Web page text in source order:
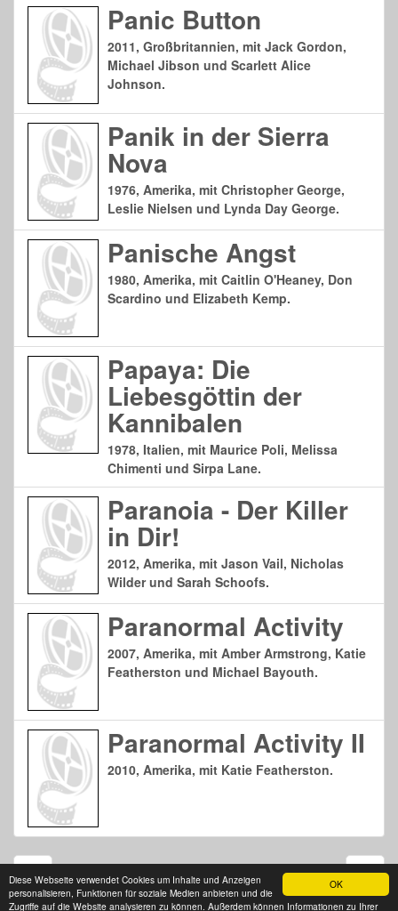
OK
Diese Webseite verwendet Cookies um Inhalte und Anzeigen
personalisieren, Funktionen für soziale Medien anbieten und die
Zugriffe auf die Website analysieren zu können. Außerdem können Informationen zu Ihrer
Panic Button
2011, Großbritannien, mit Jack Gordon,
Michael Jibson und Scarlett Alice
Johnson.
Panik in der Sierra
Nova
1976, Amerika, mit Christopher George,
Leslie Nielsen und Lynda Day George.
Panische Angst
1980, Amerika, mit Caitlin O'Heaney, Don
Scardino und Elizabeth Kemp.
Papaya: Die
Liebesgöttin der
Kannibalen
1978, Italien, mit Maurice Poli, Melissa
Chimenti und Sirpa Lane.
Paranoia - Der Killer
in Dir!
2012, Amerika, mit Jason Vail, Nicholas
Wilder und Sarah Schoofs.
Paranormal Activity
2007, Amerika, mit Amber Armstrong, Katie
Featherston und Michael Bayouth.
Paranormal Activity II
2010, Amerika, mit Katie Featherston.
Seite 1 von 9